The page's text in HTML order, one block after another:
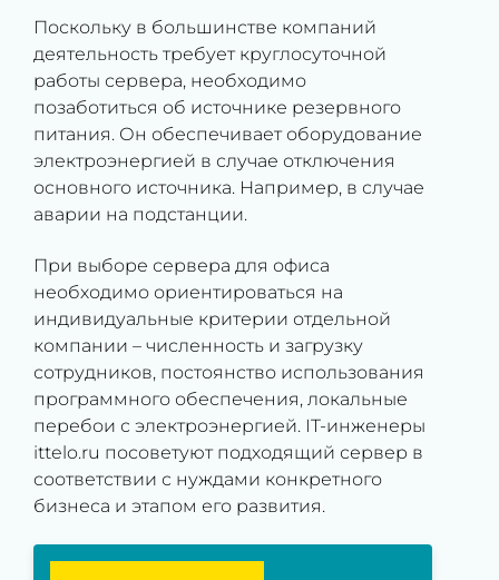
Поскольку в большинстве компаний
деятельность требует круглосуточной
работы сервера, необходимо
позаботиться об источнике резервного
питания. Он обеспечивает оборудование
электроэнергией в случае отключения
основного источника. Например, в случае
аварии на подстанции.
При выборе сервера для офиса
необходимо ориентироваться на
индивидуальные критерии отдельной
компании – численность и загрузку
сотрудников, постоянство использования
программного обеспечения, локальные
перебои с электроэнергией. IT-инженеры
ittelo.ru посоветуют подходящий сервер в
соответствии с нуждами конкретного
бизнеса и этапом его развития.